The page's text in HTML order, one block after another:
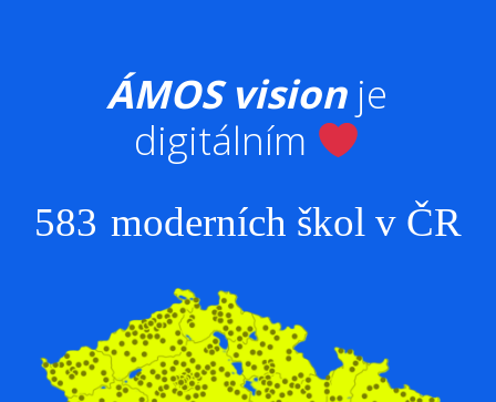
ÁMOS visionje
digitálním
583 moderních škol v ČR